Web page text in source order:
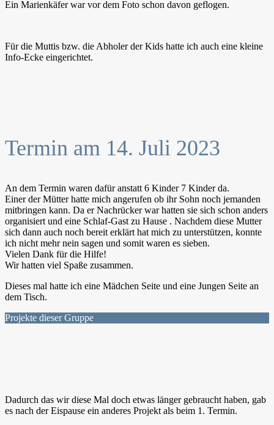
Ein Marienkäfer war vor dem Foto schon davon geflogen.
Für die Muttis bzw. die Abholer der Kids hatte ich auch eine kleine
Info-Ecke eingerichtet.
Termin am 14. Juli 2023
An dem Termin waren dafür anstatt 6 Kinder 7 Kinder da.
Einer der Mütter hatte mich angerufen ob ihr Sohn noch jemanden
mitbringen kann. Da er Nachrücker war hatten sie sich schon anders
organisiert und eine Schlaf-Gast zu Hause . Nachdem diese Mutter
sich dann auch noch bereit erklärt hat mich zu unterstützen, konnte
ich nicht mehr nein sagen und somit waren es sieben.
Vielen Dank für die Hilfe!
Wir hatten viel Spaße zusammen.
Dieses mal hatte ich eine Mädchen Seite und eine Jungen Seite an
dem Tisch.
Projekte dieser Gruppe
Dadurch das wir diese Mal doch etwas länger gebraucht haben, gab
es nach der Eispause ein anderes Projekt als beim 1. Termin.